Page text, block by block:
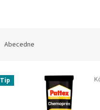
Abecedne
Tip